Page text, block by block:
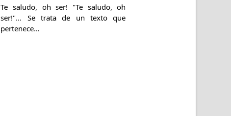
Te saludo, oh ser! "Te saludo, oh
ser!"... Se trata de un texto que
pertenece…